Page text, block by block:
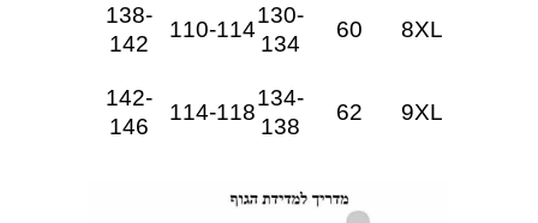
8XL
60
130-
134
110-114
138-
142
9XL
62
134-
138
114-118
142-
146